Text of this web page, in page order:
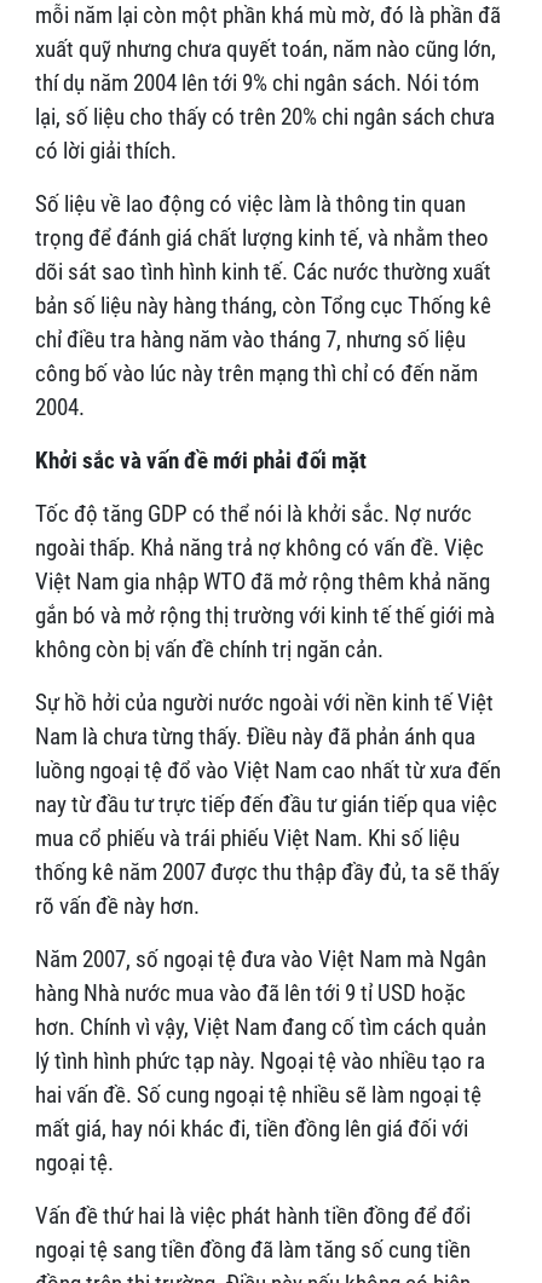
mỗi năm lại còn một phần khá mù mờ, đó là phần đã
xuất quỹ nhưng chưa quyết toán, năm nào cũng lớn,
thí dụ năm 2004 lên tới 9% chi ngân sách. Nói tóm
lại, số liệu cho thấy có trên 20% chi ngân sách chưa
có lời giải thích.
Số liệu về lao động có việc làm là thông tin quan
trọng để đánh giá chất lượng kinh tế, và nhằm theo
dõi sát sao tình hình kinh tế. Các nước thường xuất
bản số liệu này hàng tháng, còn Tổng cục Thống kê
chỉ điều tra hàng năm vào tháng 7, nhưng số liệu
công bố vào lúc này trên mạng thì chỉ có đến năm
2004.
Khởi sắc và vấn đề mới phải đối mặt
Tốc độ tăng GDP có thể nói là khởi sắc. Nợ nước
ngoài thấp. Khả năng trả nợ không có vấn đề. Việc
Việt Nam gia nhập WTO đã mở rộng thêm khả năng
gắn bó và mở rộng thị trường với kinh tế thế giới mà
không còn bị vấn đề chính trị ngăn cản.
Sự hồ hởi của người nước ngoài với nền kinh tế Việt
Nam là chưa từng thấy. Điều này đã phản ánh qua
luồng ngoại tệ đổ vào Việt Nam cao nhất từ xưa đến
nay từ đầu tư trực tiếp đến đầu tư gián tiếp qua việc
mua cổ phiếu và trái phiếu Việt Nam. Khi số liệu
thống kê năm 2007 được thu thập đầy đủ, ta sẽ thấy
rõ vấn đề này hơn.
Năm 2007, số ngoại tệ đưa vào Việt Nam mà Ngân
hàng Nhà nước mua vào đã lên tới 9 tỉ USD hoặc
hơn. Chính vì vậy, Việt Nam đang cố tìm cách quản
lý tình hình phức tạp này. Ngoại tệ vào nhiều tạo ra
hai vấn đề. Số cung ngoại tệ nhiều sẽ làm ngoại tệ
mất giá, hay nói khác đi, tiền đồng lên giá đối với
ngoại tệ.
Vấn đề thứ hai là việc phát hành tiền đồng để đổi
ngoại tệ sang tiền đồng đã làm tăng số cung tiền